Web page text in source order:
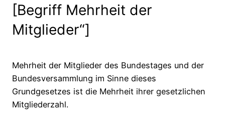
[Begriff Mehrheit der
Mitglieder“]
Mehrheit der Mitglieder des Bundestages und der
Bundesversammlung im Sinne dieses
Grundgesetzes ist die Mehrheit ihrer gesetzlichen
Mitgliederzahl.